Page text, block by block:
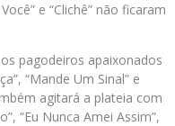
e “Clichê” não ficaram
pagodeiros apaixonados
“Mande Um Sinal” e
agitará a plateia com
“Eu Nunca Amei Assim”,